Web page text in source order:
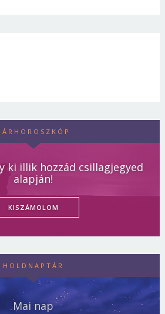
ki illik hozzád csillagjegyed
alapján!
KISZÁMOLOM
HOLDNAPTÁR
Mai nap